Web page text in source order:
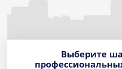
Выберите